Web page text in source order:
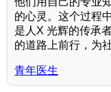
的心灵。这个过程
是人X 光辉的传承
的道路上前行，为
青年医生